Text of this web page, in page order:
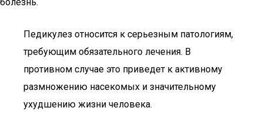
Педикулез относится к серьезным патологиям,
требующим обязательного лечения. В
противном случае это приведет к активному
размножению насекомых и значительному
ухудшению жизни человека.